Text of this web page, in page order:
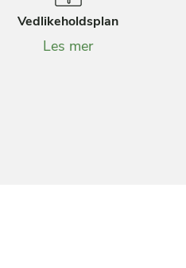
Vedlikeholdsplan
Les mer